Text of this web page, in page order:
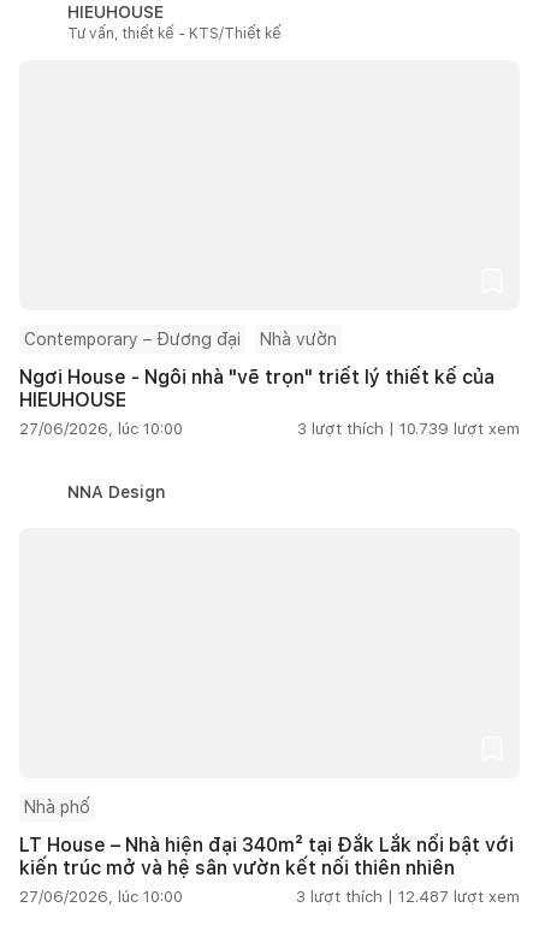
HIEUHOUSE
Tư vấn, thiết kế - KTS/Thiết kế
Contemporary – Đương đại Nhà vườn
Ngơi House - Ngôi nhà "vẽ trọn" triết lý thiết kế của
HIEUHOUSE
27/06/2026, lúc 10:00 3 lượt thích | 10.739 lượt xem
NNA Design
Nhà phố
LT House – Nhà hiện đại 340m² tại Đắk Lắk nổi bật với
kiến trúc mở và hệ sân vườn kết nối thiên nhiên
27/06/2026, lúc 10:00 3 lượt thích | 12.487 lượt xem